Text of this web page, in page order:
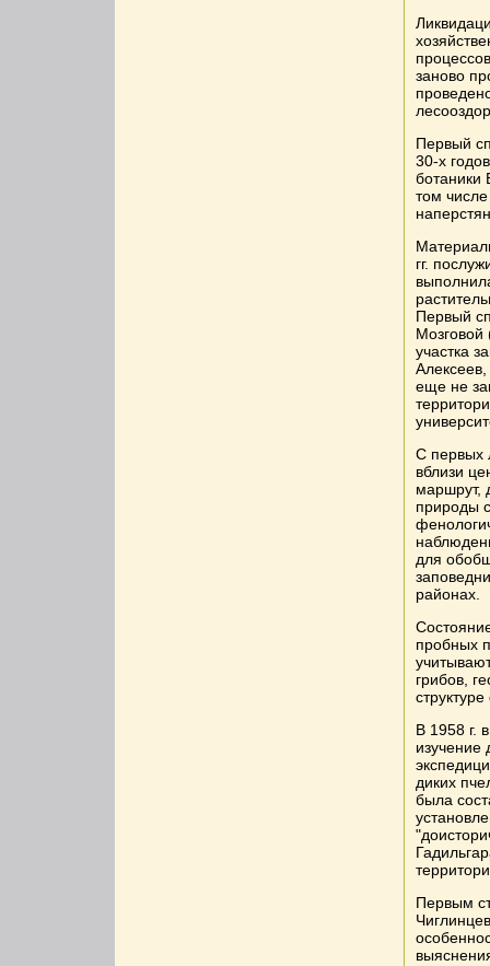
заново
Первый
30-х
ботаники
том
гг.
Первый
Мозговой
участка
еще не
С первых
вблизи
маршрут,
природы
для
районах.
пробных
грибов,
В 1958 г.
изучение
диких
была
Первым